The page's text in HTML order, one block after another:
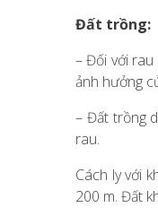
Đất trồng:
– Đối với rau
ảnh hưởng
– Đất trồng
rau.
Cách ly với
200 m. Đất